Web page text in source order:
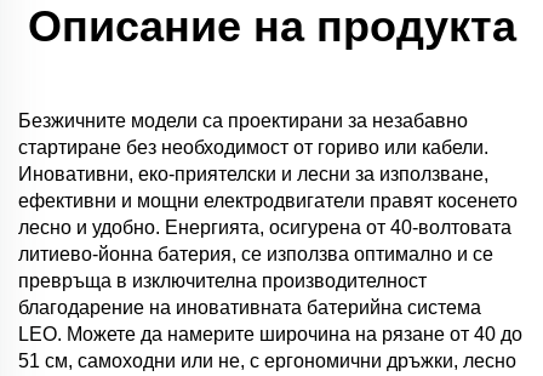
Описание на продукта
Безжичните модели са проектирани за незабавно
стартиране без необходимост от гориво или кабели.
Иновативни, еко-приятелски и лесни за използване,
ефективни и мощни електродвигатели правят косенето
лесно и удобно. Енергията, осигурена от 40-волтовата
литиево-йонна батерия, се използва оптимално и се
превръща в изключителна производителност
благодарение на иновативната батерийна система
LEO. Можете да намерите широчина на рязане от 40 до
51 см, самоходни или не, с ергономични дръжки, лесно